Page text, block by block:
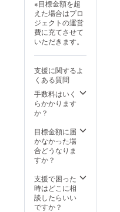
※目標金額を超
えた場合はプロ
ジェクトの運営
費に充てさせて
いただきます。
支援に関するよ
くある質問
手数料はいく
らかかります
か？
目標金額に届
かなかった場
合どうなりま
すか？
支援で困った
時はどこに相
談したらいい
ですか？